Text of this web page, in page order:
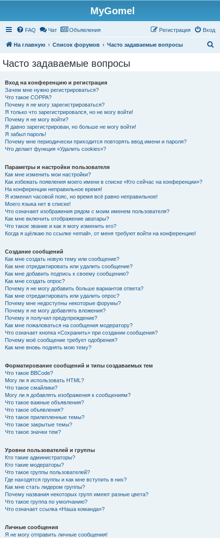
MyGomel
FAQ Чат Объявления Вход
Регистрация
На главную Список форумов Часто задаваемые вопросы
Часто задаваемые вопросы
Вход на конференцию и регистрация
Зачем мне нужно регистрироваться?
Что такое COPPA?
Почему я не могу зарегистрироваться?
Я только что зарегистрировался, но не могу войти!
Почему я не могу войти?
Я давно зарегистрирован, но больше не могу войти!
Я забыл пароль!
Почему мне периодически приходится повторять ввод имени и пароля?
Что делает функция «Удалить cookies»?
Параметры и настройки пользователя
Как мне изменить мои настройки?
Как избежать появления моего имени в списке «Кто сейчас на конференции»?
На конференции неправильное время!
Я изменил часовой пояс, но время всё равно неправильное!
Моего языка нет в списке!
Что означают изображения рядом с моим именем пользователя?
Как мне включить отображение аватары?
Что такое звание и как я могу изменить его?
Когда я щёлкаю по ссылке «email», от меня требуют войти на конференцию!
Создание сообщений
Как мне создать новую тему или сообщение?
Как мне отредактировать или удалить сообщение?
Как мне добавить подпись к своему сообщению?
Как мне создать опрос?
Почему я не могу добавить больше вариантов ответа?
Как мне отредактировать или удалить опрос?
Почему мне недоступны некоторые форумы?
Почему я не могу добавлять вложения?
Почему я получил предупреждение?
Как мне пожаловаться на сообщения модератору?
Что означает кнопка «Сохранить» при создании сообщения?
Почему моё сообщение требует одобрения?
Как мне вновь поднять мою тему?
Форматирование сообщений и типы создаваемых тем
Что такое BBCode?
Могу ли я использовать HTML?
Что такое смайлики?
Могу ли я добавлять изображения к сообщениям?
Что такое важные объявления?
Что такое объявления?
Что такое прилепленные темы?
Что такое закрытые темы?
Что такое значки тем?
Уровни пользователей и группы
Кто такие администраторы?
Кто такие модераторы?
Что такое группы пользователей?
Где находятся группы и как мне вступить в них?
Как мне стать лидером группы?
Почему названия некоторых групп имеют разные цвета?
Что такое группа по умолчанию?
Что означает ссылка «Наша команда»?
Личные сообщения
Я не могу отправить личные сообщения!